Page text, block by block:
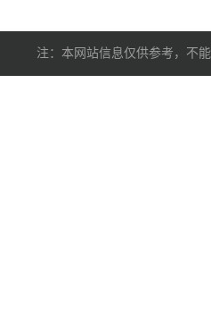
注：本网站信息仅供参考，不